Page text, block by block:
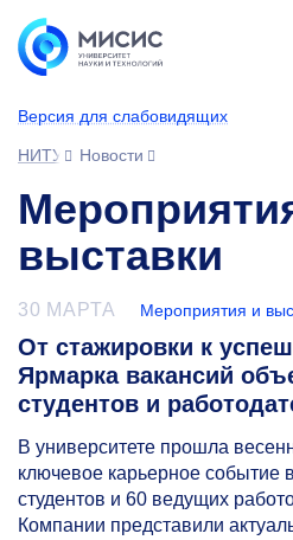
Версия для слабовидящих
НИТУ МИСИС
Новости
выставки
30 МАРТА Мероприятия и
От стажировки к
Ярмарка вакансий
студентов и
В университете прошла
ключевое карьерное событие
студентов и 60 ведущих
Компании представили